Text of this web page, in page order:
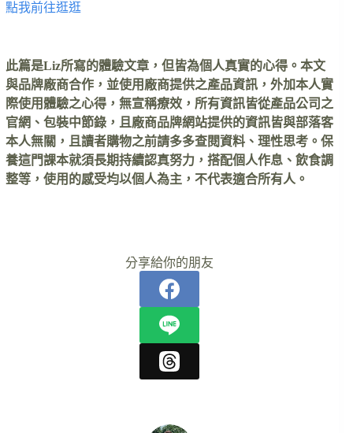
點我前往逛逛
此篇是Liz所寫的體驗文章，但皆為個人真實的心得。本文
與品牌廠商合作，並使用廠商提供之產品資訊，外加本人實
際使用體驗之心得，無宣稱療效，所有資訊皆從產品公司之
官網、包裝中節錄，且廠商品牌網站提供的資訊皆與部落客
本人無關，且讀者購物之前請多多查閱資料、理性思考。保
養這門課本就須長期持續認真努力，搭配個人作息、飲食調
整等，使用的感受均以個人為主，不代表適合所有人。
分享給你的朋友